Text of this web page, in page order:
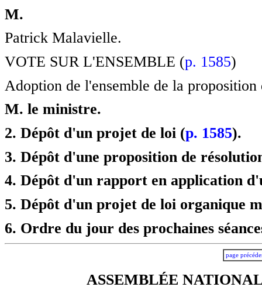
M.
Patrick Malavielle.
VOTE SUR L'ENSEMBLE (p. 1585)
Adoption de l'ensemble de la proposition
M. le ministre.
2. Dépôt d'un projet de loi (p. 1585).
3. Dépôt d'une proposition de
4. Dépôt d'un rapport en application
5. Dépôt d'un projet de loi organique
6. Ordre du jour des prochaines
page
ASSEMBLÉE